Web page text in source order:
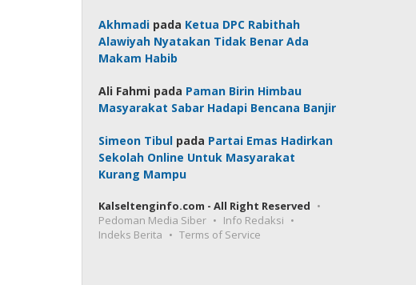
Akhmadi pada Ketua DPC Rabithah
Alawiyah Nyatakan Tidak Benar Ada
Makam Habib
Ali Fahmi pada Paman Birin Himbau
Masyarakat Sabar Hadapi Bencana Banjir
Simeon Tibul pada Partai Emas Hadirkan
Sekolah Online Untuk Masyarakat
Kurang Mampu
Kalseltenginfo.com - All Right Reserved
Pedoman Media Siber
Info Redaksi
Indeks Berita
Terms of Service